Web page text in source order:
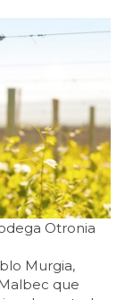
Otronia
Murgia,
que